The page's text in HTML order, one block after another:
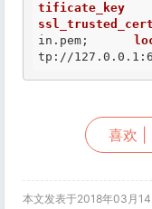
tificate_key
in.pem;
tp://
喜欢 |
本文发表于2018年03月